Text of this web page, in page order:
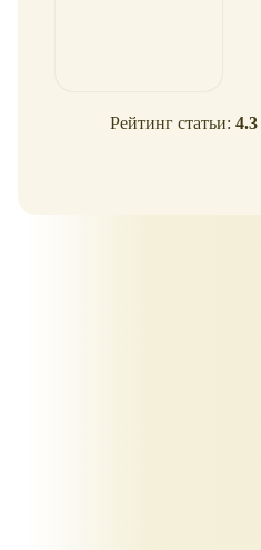
Рейтинг статьи: 4.3